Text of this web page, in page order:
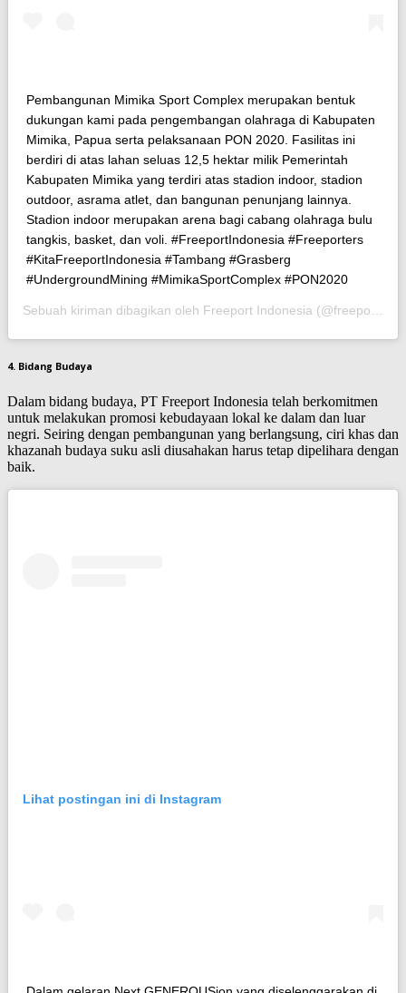
Pembangunan Mimika Sport Complex merupakan bentuk
dukungan kami pada pengembangan olahraga di Kabupaten
Mimika, Papua serta pelaksanaan PON 2020. Fasilitas ini
berdiri di atas lahan seluas 12,5 hektar milik Pemerintah
Kabupaten Mimika yang terdiri atas stadion indoor, stadion
outdoor, asrama atlet, dan bangunan penunjang lainnya.
Stadion indoor merupakan arena bagi cabang olahraga bulu
tangkis, basket, dan voli. #FreeportIndonesia #Freeporters
#KitaFreeportIndonesia #Tambang #Grasberg
#UndergroundMining #MimikaSportComplex #PON2020
Sebuah kiriman dibagikan oleh Freeport Indonesia (@freeportindonesia) pada
4. Bidang Budaya
Dalam bidang budaya, PT Freeport Indonesia telah berkomitmen
untuk melakukan promosi kebudayaan lokal ke dalam dan luar
negri. Seiring dengan pembangunan yang berlangsung, ciri khas dan
khazanah budaya suku asli diusahakan harus tetap dipelihara dengan
baik.
Lihat postingan ini di Instagram